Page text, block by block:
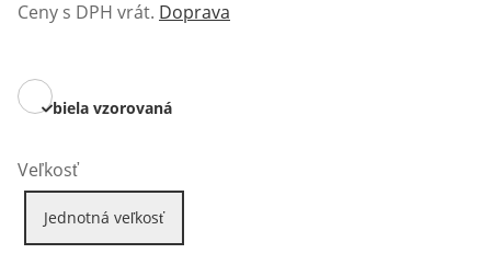
Ceny s DPH vrát. Doprava
biela vzorovaná
Veľkosť
Jednotná veľkosť